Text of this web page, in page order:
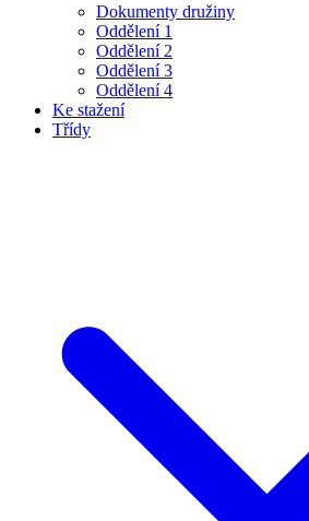
Dokumenty družiny
Oddělení 1
Oddělení 2
Oddělení 3
Oddělení 4
Ke stažení
Třídy